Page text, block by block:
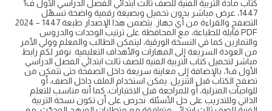
كتاب مادة التربية الفنية للصف ثالث ابتدائي الفصل الدراسي الأول ف1
1447، عرض مباشر بدون تحميل وبصيغة رقمية واضحة تسهّل
التصفح والقراءة من أي جهاز. يتضمن هذا الإصدار طبعة 1447 – 2024
PDF قابلة للطباعة، مع المحافظة على ترتيب الوحدات والدروس
والتمارين كما في النسخة الورقية، ليتمكن الطالب والمعلم وولي الأمر
من العودة السريعة إلى المهارات والأهداف التعليمية. نوفر لكم رابط
مباشر لتحميل كتاب التربية الفنية للصف ثالث ابتدائي الفصل الدراسي
الأول ف1، بالإضافة إلى معاينة سريعة داخل الصفحة حتى تتمكن من
تصفح الكتاب قبل التنزيل. يمكن استخدام الملف داخل الصف، أو
للواجبات المنزلية، أو للمراجعة قبل الاختبارات، كما أنه مناسب للتعلم
الذاتي وللتدريب على حل الأسئلة. نحرص على أن تكون نسخة التربية